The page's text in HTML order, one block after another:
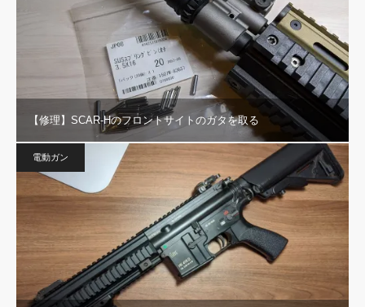
【修理】SCAR-Hのフロントサイトのガタを取る
電動ガン